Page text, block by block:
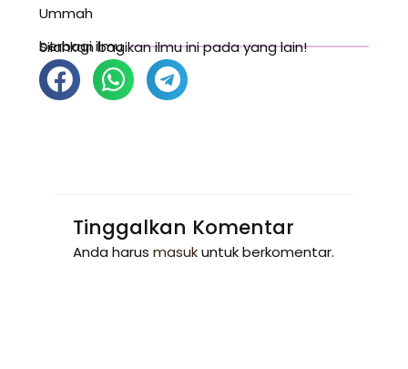
Ummah
berbagi ilmu
Silahkan bagikan ilmu ini pada yang lain!
Tinggalkan Komentar
Anda harus masukuntuk berkomentar.